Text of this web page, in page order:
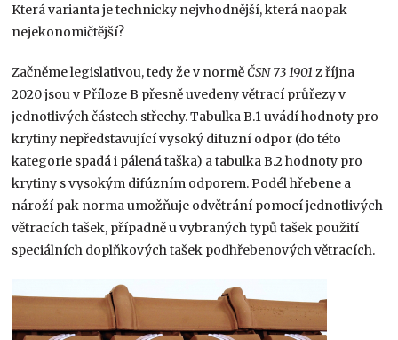
Která varianta je technicky nejvhodnější, která naopak
nejekonomičtější?
Začněme legislativou, tedy že v norměČSN 73 1901 z října
2020 jsou v Příloze B přesně uvedeny větrací průřezy v
jednotlivých částech střechy. Tabulka B.1 uvádí hodnoty pro
krytiny nepředstavující vysoký difuzní odpor (do této
kategorie spadá i pálená taška) a tabulka B.2 hodnoty pro
krytiny s vysokým difúzním odporem. Podél hřebene a
nároží pak norma umožňuje odvětrání pomocí jednotlivých
větracích tašek, případně u vybraných typů tašek použití
speciálních doplňkových tašek podhřebenových větracích.